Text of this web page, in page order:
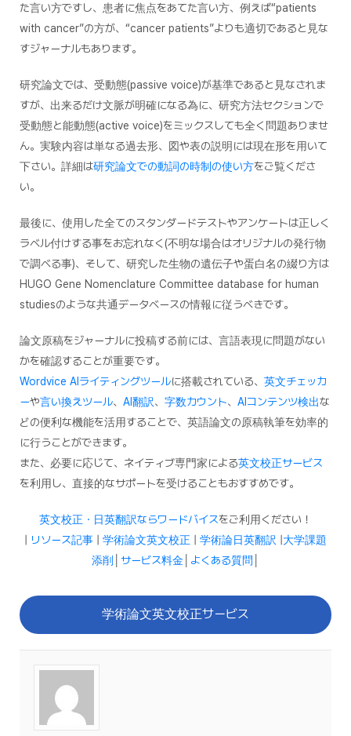
た言い方ですし、患者に焦点をあてた言い方、例えば“patients
with cancer”の方が、“cancer patients”よりも適切であると見な
すジャーナルもあります。
研究論文では、受動態(passive voice)が基準であると見なされま
すが、出来るだけ文脈が明確になる為に、研究方法セクションで
受動態と能動態(active voice)をミックスしても全く問題ありませ
ん。実験内容は単なる過去形、図や表の説明には現在形を用いて
下さい。詳細は研究論文での動詞の時制の使い方をご覧くださ
い。
最後に、使用した全てのスタンダードテストやアンケートは正しく
ラベル付けする事をお忘れなく(不明な場合はオリジナルの発行物
で調べる事)、そして、研究した生物の遺伝子や蛋白名の綴り方は
HUGO Gene Nomenclature Committee database for human
studiesのような共通データベースの情報に従うべきです。
論文原稿をジャーナルに投稿する前には、言語表現に問題がない
かを確認することが重要です。
Wordvice AIライティングツールに搭載されている、 英文チェッカ
ーや言い換えツール、 AI翻訳、 字数カウント、 AIコンテンツ検出な
どの便利な機能を活用することで、英語論文の原稿執筆を効率的
に行うことができます。
また、必要に応じて、ネイティブ専門家による英文校正サービス
を利用し、直接的なサポートを受けることもおすすめです。
英文校正・日英翻訳ならワードバイスをご利用ください！
| リソース記事 | 学術論文英文校正 | 学術論日英翻訳 |大学課題
添削
サービス料金 よくある質問
学術論文英文校正サービス